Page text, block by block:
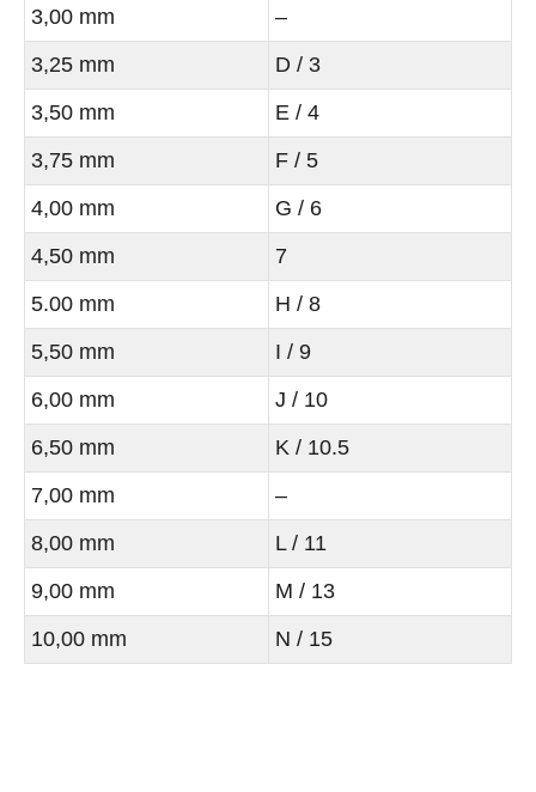
3,00 mm
–
3,25 mm
D / 3
3,50 mm
E / 4
3,75 mm
F / 5
4,00 mm
G / 6
4,50 mm
7
5.00 mm
H / 8
5,50 mm
I / 9
6,00 mm
J / 10
6,50 mm
K / 10.5
7,00 mm
–
8,00 mm
L / 11
9,00 mm
M / 13
10,00 mm
N / 15